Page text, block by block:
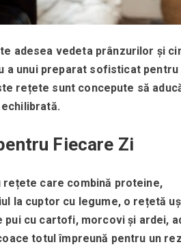
adesea vedeta prânzurilor și
a unui preparat sofisticat pentru
rețete sunt concepute să
Fiecare Zi
rețete care combină proteine,
la cuptor cu legume, o rețetă
pui cu cartofi, morcovi și ardei,
totul împreună pentru un